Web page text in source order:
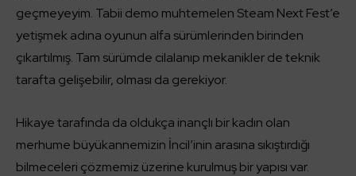
geçmeyeyim. Tabii demo muhtemelen Steam Next Fest’e
yetişmek adına oyunun alfa sürümlerinden birinden
çıkartılmış. Tam sürümde cilalanıp mekanikler de teknik
tarafta gelişebilir, olması da gerekiyor.
Hikaye tarafında da oldukça inançlı bir kadın olan
merhume büyükannemizin İncil’inin arasına sıkıştırdığı
bilmeceleri çözmemiz üzerine kurulmuş bir yapısı var.